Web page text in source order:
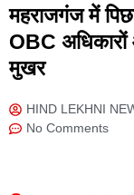
महराजगंज में
OBC
मुखर
HIND LEKHNI
No Comments